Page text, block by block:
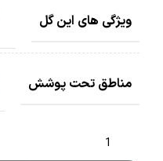
ویژگی های این گل
مناطق تحت پوشش